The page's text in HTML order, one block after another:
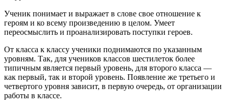
Ученик понимает и выражает в слове свое отношение к
героям и ко всему произведению в целом. Умеет
переосмыслить и проанализировать поступки героев.
От класса к классу ученики поднимаются по указанным
уровням. Так, для учеников классов шестилеток более
типичным является первый уровень, для второго класса —
как первый, так и второй уровень. Появление же третьего и
четвертого уровня зависит, в первую очередь, от организации
работы в классе.